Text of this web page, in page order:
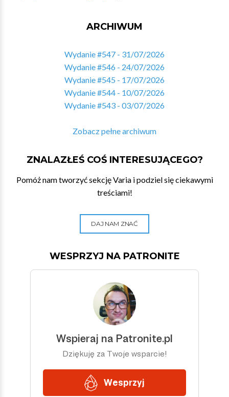
ARCHIWUM
Wydanie #547 - 31/07/2026
Wydanie #546 - 24/07/2026
Wydanie #545 - 17/07/2026
Wydanie #544 - 10/07/2026
Wydanie #543 - 03/07/2026
Zobacz pełne archiwum
ZNALAZŁEŚ COŚ INTERESUJĄCEGO?
Pomóż nam tworzyć sekcję Varia i podziel się ciekawymi
treściami!
DAJ NAM ZNAĆ
WESPRZYJ NA PATRONITE